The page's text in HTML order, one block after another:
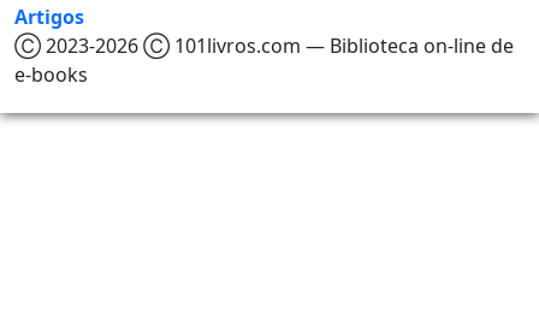
Artigos
Ⓒ 2023-2026 Ⓒ 101livros.com — Biblioteca on-line de
e-books